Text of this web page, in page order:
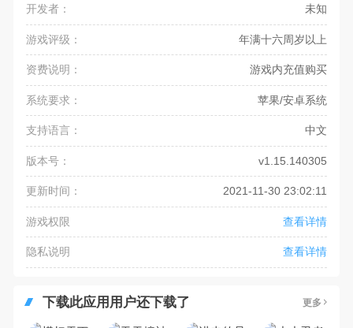
开发者： 未知
游戏评级： 年满十六周岁以上
资费说明： 游戏内充值购买
系统要求： 苹果/安卓系统
支持语言： 中文
版本号： v1.15.140305
更新时间： 2021-11-30 23:02:11
游戏权限 查看详情
隐私说明 查看详情
下载此应用用户还下载了 更多